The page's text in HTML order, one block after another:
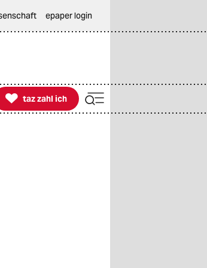
epaper login

taz zahl ich
taz zahl ich